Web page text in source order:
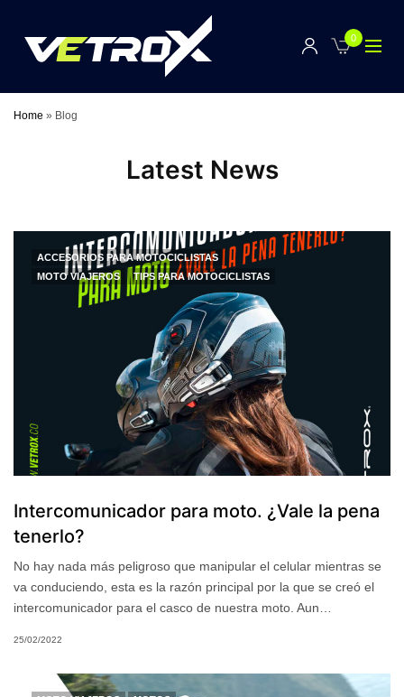
0
Home » Blog
Latest News
ACCESORIOS PARA MOTOCICLISTAS
MOTO VIAJEROS
TIPS PARA MOTOCICLISTAS
Intercomunicador para moto. ¿Vale la pena
tenerlo?
No hay nada más peligroso que manipular el celular mientras se
va conduciendo, esta es la razón principal por la que se creó el
intercomunicador para el casco de nuestra moto. Aun…
25/02/2022